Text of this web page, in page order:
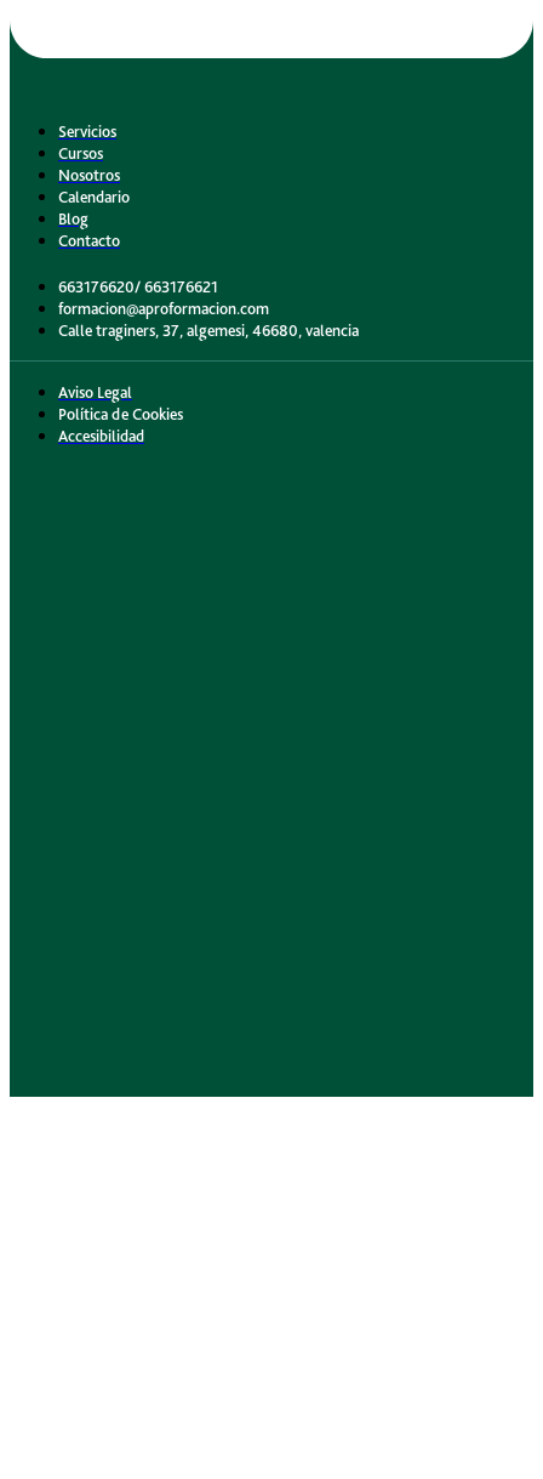
Servicios
Cursos
Nosotros
Calendario
Blog
Contacto
663176620/ 663176621
formacion@aproformacion.com
Calle traginers, 37, algemesi, 46680, valencia
Aviso Legal
Política de Cookies
Accesibilidad